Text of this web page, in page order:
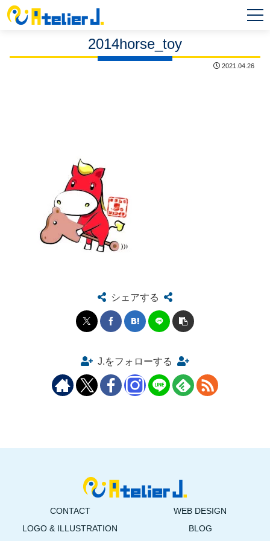
2014horse_toy
2021.04.26
シェアする
J.をフォローする
CONTACT
WEB DESIGN
LOGO & ILLUSTRATION
BLOG